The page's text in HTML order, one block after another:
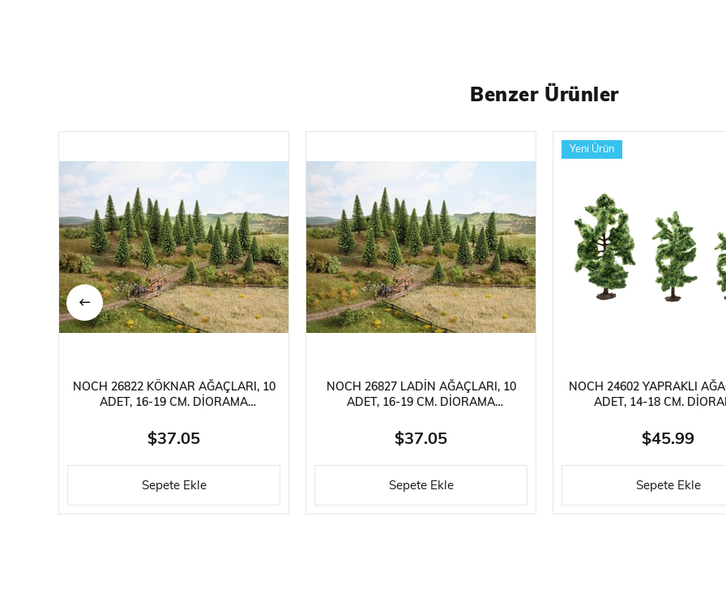
Benzer Ürünler
NOCH 26822 KÖKNAR AĞAÇLARI, 10
ADET, 16-19 CM. DIORAMA
$37.05
Sepete Ekle
NOCH 26827 LADIN AĞAÇLARI, 10
ADET, 16-19 CM. DIORAMA
$37.05
Sepete Ekle
NOCH 24602 YAPRAKLI
ADET, 14-18 CM.
$45.99
Sepete Ekle
Yeni Ürün